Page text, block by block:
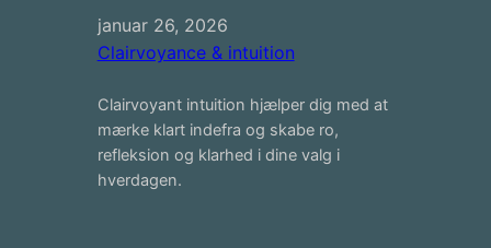
januar 26, 2026
Clairvoyance & intuition
Clairvoyant intuition hjælper dig med at
mærke klart indefra og skabe ro,
refleksion og klarhed i dine valg i
hverdagen.